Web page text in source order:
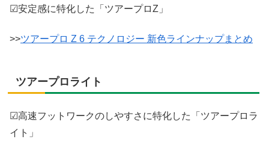
☑安定感に特化した「ツアープロZ」
>>ツアープロ Z 6 テクノロジー 新色ラインナップまとめ
ツアープロライト
☑高速フットワークのしやすさに特化した「ツアープロラ
イト」